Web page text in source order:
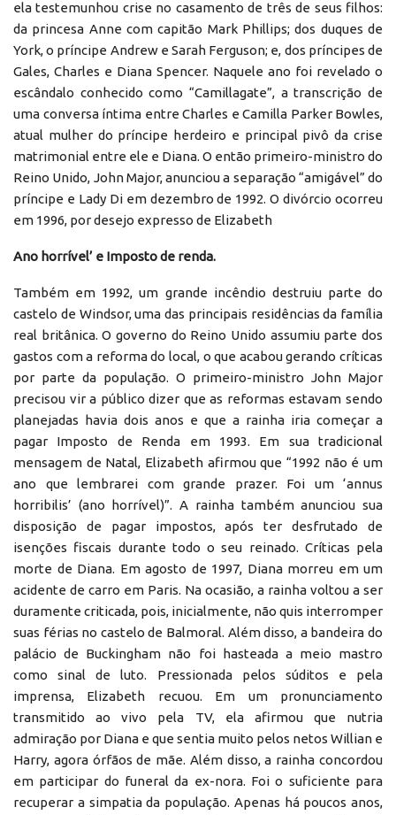
ela testemunhou crise no casamento de três de seus filhos:
da princesa Anne com capitão Mark Phillips; dos duques de
York, o príncipe Andrew e Sarah Ferguson; e, dos príncipes de
Gales, Charles e Diana Spencer. Naquele ano foi revelado o
escândalo conhecido como “Camillagate”, a transcrição de
uma conversa íntima entre Charles e Camilla Parker Bowles,
atual mulher do príncipe herdeiro e principal pivô da crise
matrimonial entre ele e Diana. O então primeiro-ministro do
Reino Unido, John Major, anunciou a separação “amigável” do
príncipe e Lady Di em dezembro de 1992. O divórcio ocorreu
em 1996, por desejo expresso de Elizabeth
Ano horrível’ e Imposto de renda.
Também em 1992, um grande incêndio destruiu parte do
castelo de Windsor, uma das principais residências da família
real britânica. O governo do Reino Unido assumiu parte dos
gastos com a reforma do local, o que acabou gerando críticas
por parte da população. O primeiro-ministro John Major
precisou vir a público dizer que as reformas estavam sendo
planejadas havia dois anos e que a rainha iria começar a
pagar Imposto de Renda em 1993. Em sua tradicional
mensagem de Natal, Elizabeth afirmou que “1992 não é um
ano que lembrarei com grande prazer. Foi um ‘annus
horribilis’ (ano horrível)”. A rainha também anunciou sua
disposição de pagar impostos, após ter desfrutado de
isenções fiscais durante todo o seu reinado. Críticas pela
morte de Diana. Em agosto de 1997, Diana morreu em um
acidente de carro em Paris. Na ocasião, a rainha voltou a ser
duramente criticada, pois, inicialmente, não quis interromper
suas férias no castelo de Balmoral. Além disso, a bandeira do
palácio de Buckingham não foi hasteada a meio mastro
como sinal de luto. Pressionada pelos súditos e pela
imprensa, Elizabeth recuou. Em um pronunciamento
transmitido ao vivo pela TV, ela afirmou que nutria
admiração por Diana e que sentia muito pelos netos Willian e
Harry, agora órfãos de mãe. Além disso, a rainha concordou
em participar do funeral da ex-nora. Foi o suficiente para
recuperar a simpatia da população. Apenas há poucos anos,